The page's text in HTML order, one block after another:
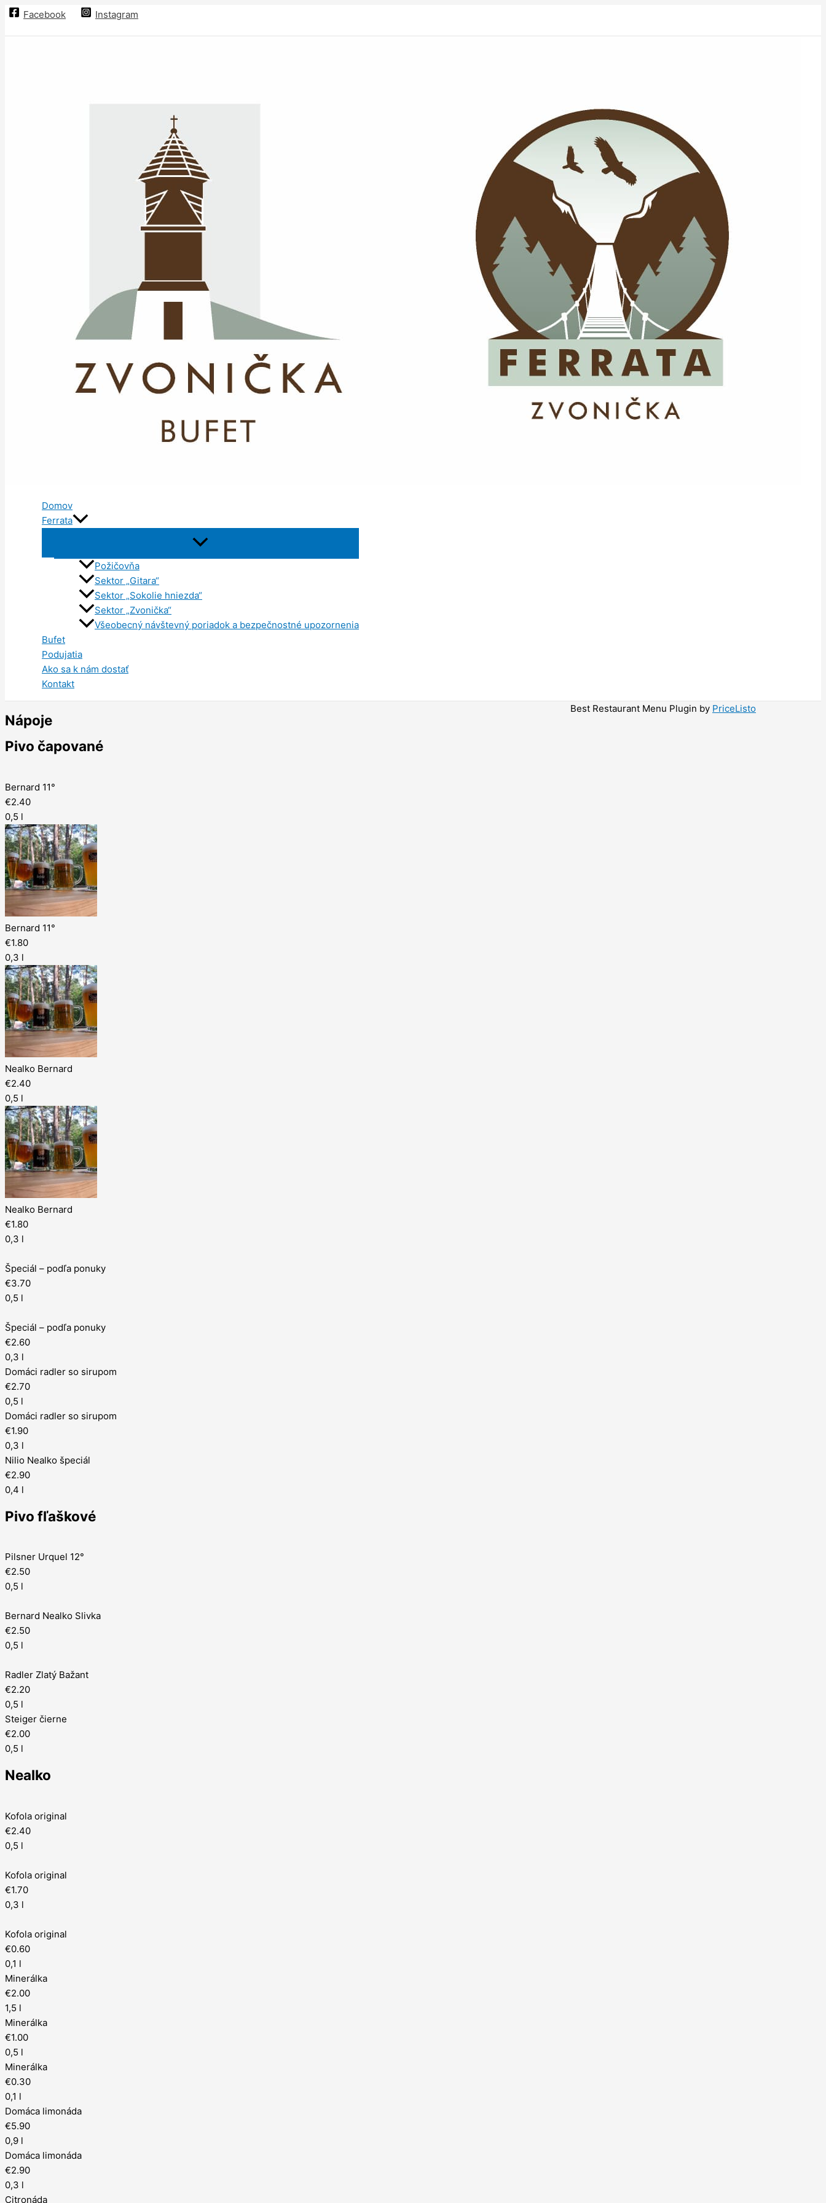
Preskočiť
Facebook Instagram
Domov
Ferrata
Požičovňa
Sektor „Gitara“
Sektor „Sokolie hniezda“
Sektor „Zvonička“
Všeobecný návštevný poriadok a bezpečnostné upozornenia
Bufet
Podujatia
Ako sa k nám dostať
Kontakt
Nápoje
Pivo čapované
Bernard 11°
€2.40
0,5 l
Bernard 11°
€1.80
0,3 l
Nealko Bernard
€2.40
0,5 l
Nealko Bernard
€1.80
0,3 l
Špeciál – podľa ponuky
€3.70
0,5 l
Špeciál – podľa ponuky
€2.60
0,3 l
Domáci radler so sirupom
€2.70
0,5 l
Domáci radler so sirupom
€1.90
0,3 l
Nilio Nealko špeciál
€2.90
0,4 l
Pivo fľaškové
Pilsner Urquel 12°
€2.50
0,5 l
Bernard Nealko Slivka
€2.50
0,5 l
Radler Zlatý Bažant
€2.20
0,5 l
Steiger čierne
€2.00
0,5 l
Nealko
Kofola original
€2.40
0,5 l
Kofola original
€1.70
0,3 l
Kofola original
€0.60
0,1 l
Minerálka
€2.00
1,5 l
Minerálka
€1.00
0,5 l
Minerálka
€0.30
0,1 l
Domáca limonáda
€5.90
0,9 l
Domáca limonáda
€2.90
0,3 l
Citronáda
Best Restaurant Menu Plugin by PriceListo